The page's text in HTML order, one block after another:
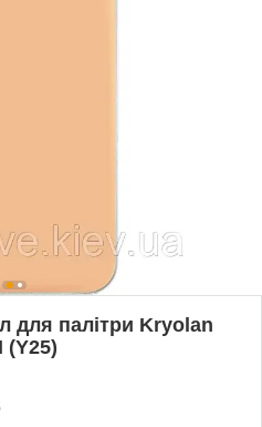
для палітри Kryolan
(Y25)